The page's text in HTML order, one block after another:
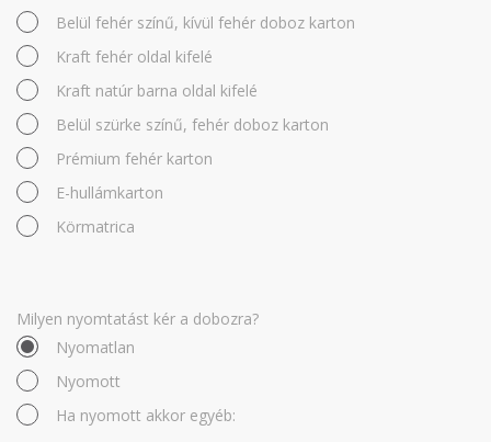
Belül fehér színű, kívül fehér doboz karton
Kraft fehér oldal kifelé
Kraft natúr barna oldal kifelé
Belül szürke színű, fehér doboz karton
Prémium fehér karton
E-hullámkarton
Körmatrica
Milyen nyomtatást kér a dobozra?
Nyomatlan
Nyomott
Ha nyomott akkor egyéb: